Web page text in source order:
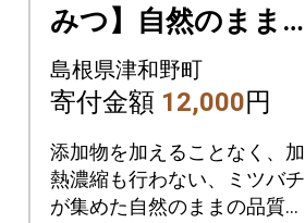
みつ】自然のままの
品質を閉じ込めた10
0%天然のはちみ
つ 300g1個
島根県津和野町
寄付金額 12,000円
添加物を加えることなく、加
熱濃縮も行わない、ミツバチ
が集めた自然のままの品質を